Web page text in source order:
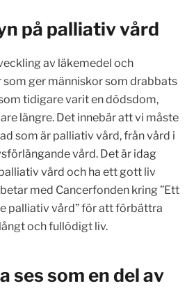
på palliativ vård
av läkemedel och
ger människor som drabbats
tidigare varit en dödsdom,
längre. Det innebär att vi måste
som är palliativ vård, från vård i
vård. Det är idag
vård och ha ett gott liv
med Cancerfonden kring ”Ett
palliativ vård” för att förbättra
och fullödigt liv.
ses som en del av